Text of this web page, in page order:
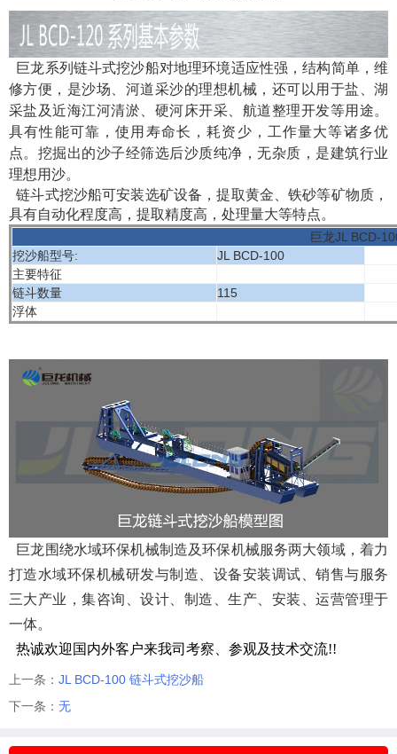
巨龙系列链斗式挖沙船对地理环境适应性强，结构简单，维
修方便，是沙场、河道采沙的理想机械，还可以用于盐、湖
采盐及近海江河清淤、硬河床开采、航道整理开发等用途。
具有性能可靠，使用寿命长，耗资少，工作量大等诸多优
点。挖掘出的沙子经筛选后沙质纯净，无杂质，是建筑行业
理想用沙。
链斗式挖沙船可安装选矿设备，提取黄金、铁砂等矿物质，
具有自动化程度高，提取精度高，处理量大等特点。
巨龙JL BCD-
挖沙船型号:
JL BCD-100
主要特征
链斗数量
115
浮体
巨龙围绕水域环保机械制造及环保机械服务两大领域，着力
打造水域环保机械研发与制造、设备安装调试、销售与服务
三大产业，集咨询、设计、制造、生产、安装、运营管理于
一体。
热诚欢迎国内外客户来我司考察、参观及技术交流!!
上一条： JL BCD-100 链斗式挖沙船
下一条： 无